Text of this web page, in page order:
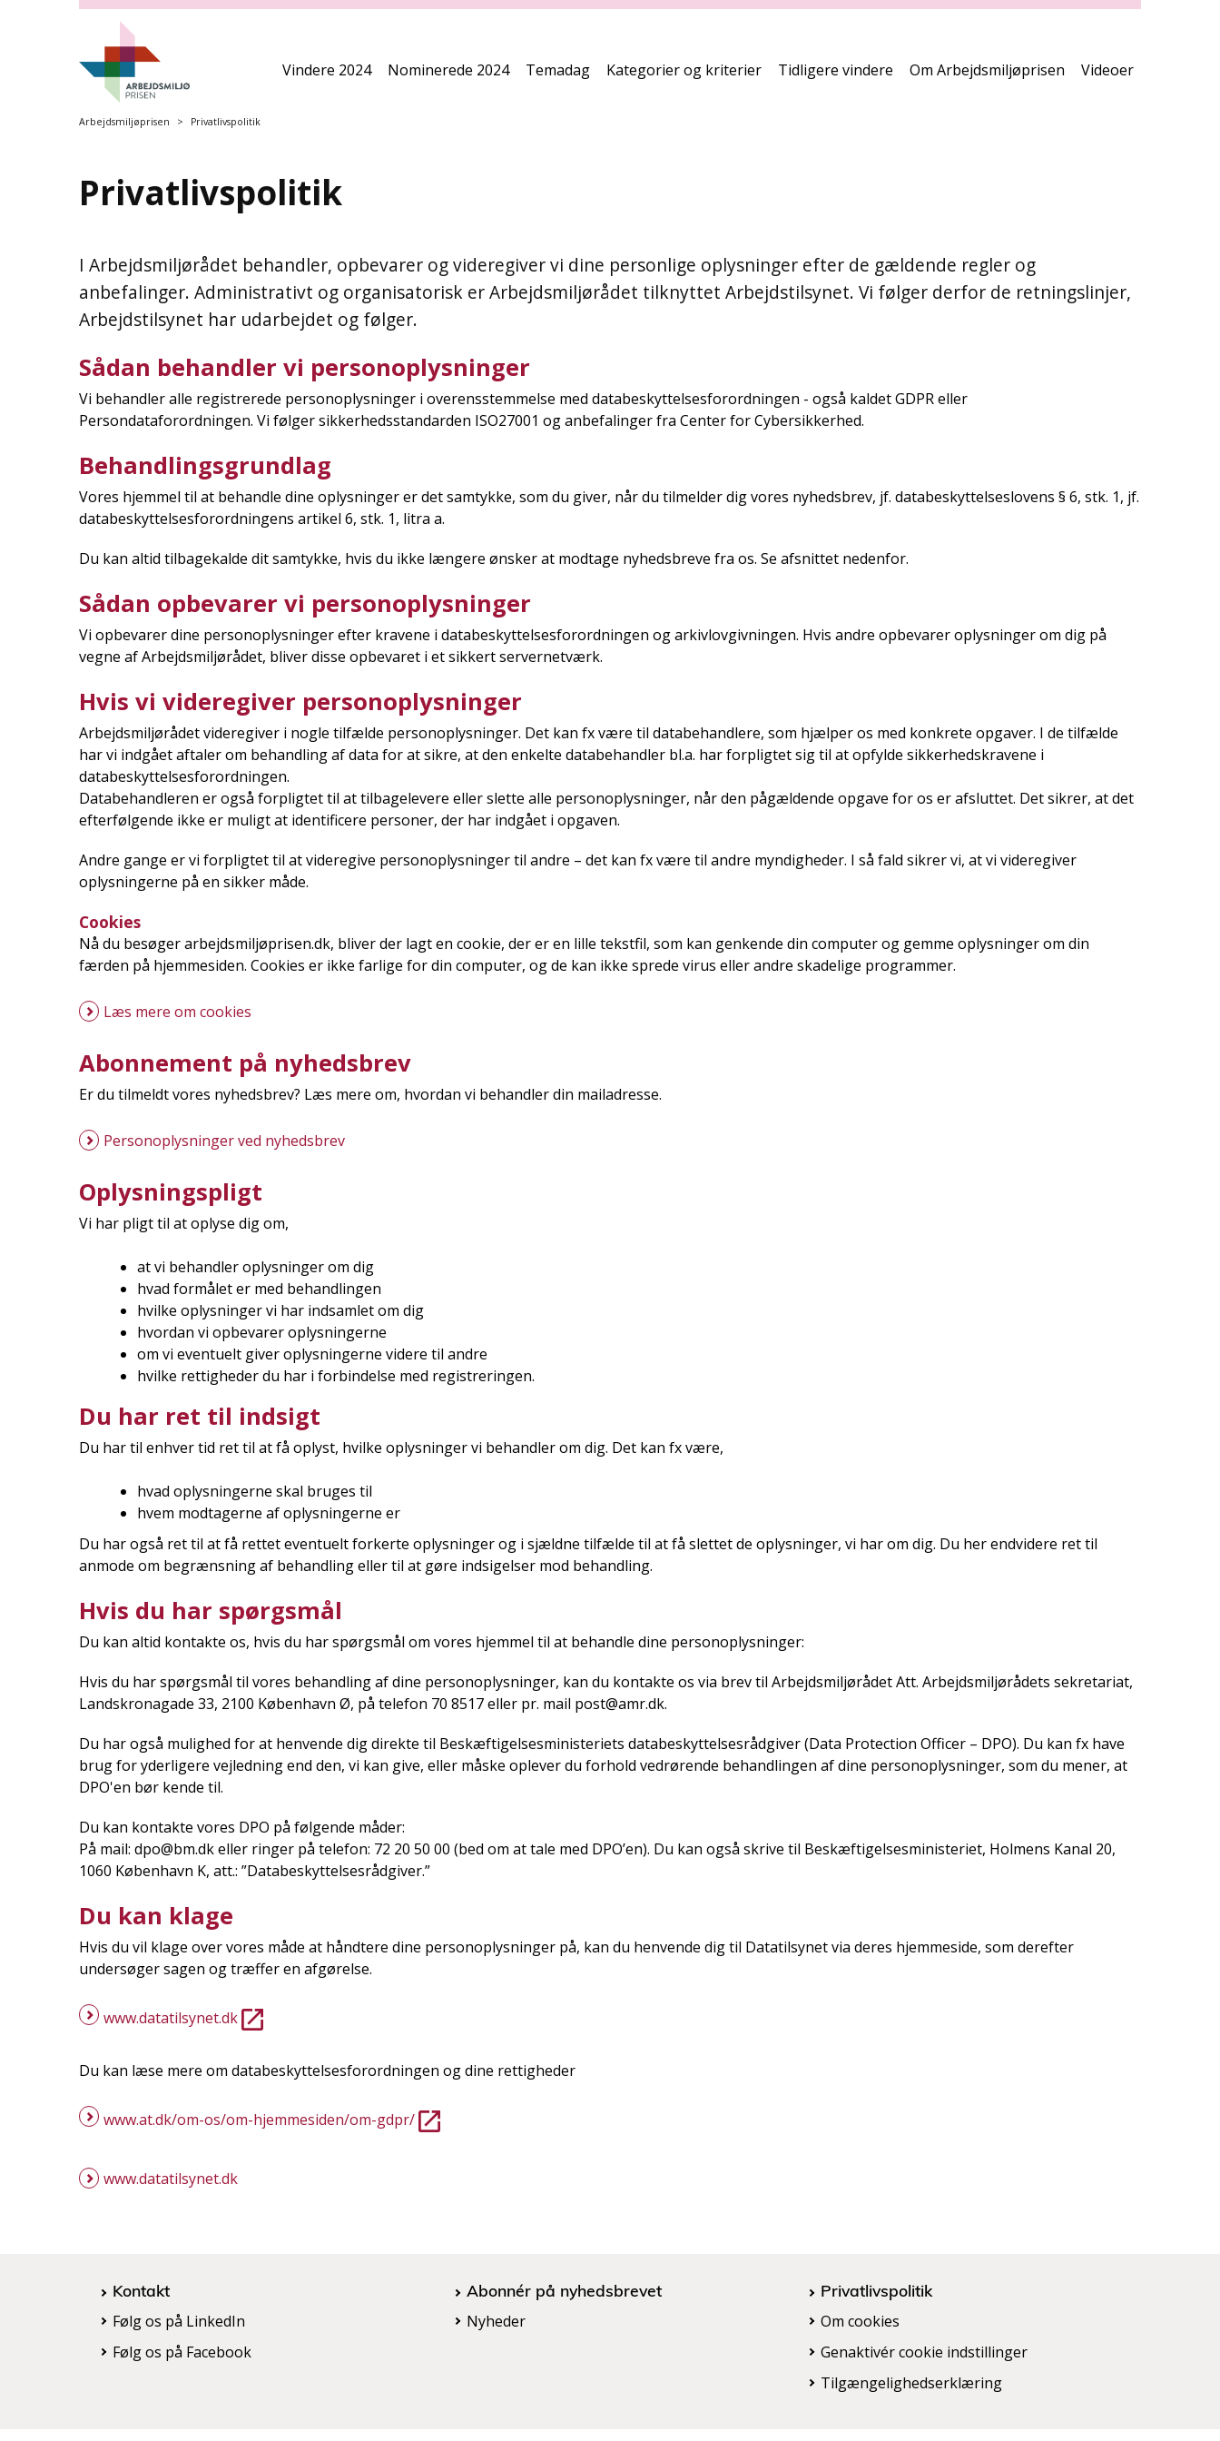
Vindere 2024 Nominerede 2024 Temadag Kategorier og kriterier Tidligere vindere Om Arbejdsmiljøprisen Videoer
Arbejdsmiljøprisen Privatlivspolitik
Privatlivspolitik
I Arbejdsmiljørådet behandler, opbevarer og videregiver vi dine personlige oplysninger efter de gældende regler og
anbefalinger. Administrativt og organisatorisk er Arbejdsmiljørådet tilknyttet Arbejdstilsynet. Vi følger derfor de retningslinjer,
Arbejdstilsynet har udarbejdet og følger.
Sådan behandler vi personoplysninger
Vi behandler alle registrerede personoplysninger i overensstemmelse med databeskyttelsesforordningen - også kaldet GDPR eller
Persondataforordningen. Vi følger sikkerhedsstandarden ISO27001 og anbefalinger fra Center for Cybersikkerhed.
Behandlingsgrundlag
Vores hjemmel til at behandle dine oplysninger er det samtykke, som du giver, når du tilmelder dig vores nyhedsbrev, jf. databeskyttelseslovens § 6, stk. 1, jf.
databeskyttelsesforordningens artikel 6, stk. 1, litra a.
Du kan altid tilbagekalde dit samtykke, hvis du ikke længere ønsker at modtage nyhedsbreve fra os. Se afsnittet nedenfor.
Sådan opbevarer vi personoplysninger
Vi opbevarer dine personoplysninger efter kravene i databeskyttelsesforordningen og arkivlovgivningen. Hvis andre opbevarer oplysninger om dig på
vegne af Arbejdsmiljørådet, bliver disse opbevaret i et sikkert servernetværk.
Hvis vi videregiver personoplysninger
Arbejdsmiljørådet videregiver i nogle tilfælde personoplysninger. Det kan fx være til databehandlere, som hjælper os med konkrete opgaver. I de tilfælde
har vi indgået aftaler om behandling af data for at sikre, at den enkelte databehandler bl.a. har forpligtet sig til at opfylde sikkerhedskravene i
databeskyttelsesforordningen.
Databehandleren er også forpligtet til at tilbagelevere eller slette alle personoplysninger, når den pågældende opgave for os er afsluttet. Det sikrer, at det
efterfølgende ikke er muligt at identificere personer, der har indgået i opgaven.
Andre gange er vi forpligtet til at videregive personoplysninger til andre – det kan fx være til andre myndigheder. I så fald sikrer vi, at vi videregiver
oplysningerne på en sikker måde.
Cookies
Nå du besøger arbejdsmiljøprisen.dk, bliver der lagt en cookie, der er en lille tekstfil, som kan genkende din computer og gemme oplysninger om din
færden på hjemmesiden. Cookies er ikke farlige for din computer, og de kan ikke sprede virus eller andre skadelige programmer.
Læs mere om cookies
Abonnement på nyhedsbrev
Er du tilmeldt vores nyhedsbrev? Læs mere om, hvordan vi behandler din mailadresse.
Personoplysninger ved nyhedsbrev
Oplysningspligt
Vi har pligt til at oplyse dig om,
at vi behandler oplysninger om dig
hvad formålet er med behandlingen
hvilke oplysninger vi har indsamlet om dig
hvordan vi opbevarer oplysningerne
om vi eventuelt giver oplysningerne videre til andre
hvilke rettigheder du har i forbindelse med registreringen.
Du har ret til indsigt
Du har til enhver tid ret til at få oplyst, hvilke oplysninger vi behandler om dig. Det kan fx være,
hvad oplysningerne skal bruges til
hvem modtagerne af oplysningerne er
Du har også ret til at få rettet eventuelt forkerte oplysninger og i sjældne tilfælde til at få slettet de oplysninger, vi har om dig. Du her endvidere ret til
anmode om begrænsning af behandling eller til at gøre indsigelser mod behandling.
Hvis du har spørgsmål
Du kan altid kontakte os, hvis du har spørgsmål om vores hjemmel til at behandle dine personoplysninger:
Hvis du har spørgsmål til vores behandling af dine personoplysninger, kan du kontakte os via brev til Arbejdsmiljørådet Att. Arbejdsmiljørådets sekretariat,
Landskronagade 33, 2100 København Ø, på telefon 70 8517 eller pr. mail post@amr.dk.
Du har også mulighed for at henvende dig direkte til Beskæftigelsesministeriets databeskyttelsesrådgiver (Data Protection Officer – DPO). Du kan fx have
brug for yderligere vejledning end den, vi kan give, eller måske oplever du forhold vedrørende behandlingen af dine personoplysninger, som du mener, at
DPO'en bør kende til.
Du kan kontakte vores DPO på følgende måder:
På mail: dpo@bm.dk eller ringer på telefon: 72 20 50 00 (bed om at tale med DPO’en). Du kan også skrive til Beskæftigelsesministeriet, Holmens Kanal 20,
1060 København K, att.: ”Databeskyttelsesrådgiver.”
Du kan klage
Hvis du vil klage over vores måde at håndtere dine personoplysninger på, kan du henvende dig til Datatilsynet via deres hjemmeside, som derefter
undersøger sagen og træffer en afgørelse.
www.datatilsynet.dk
Du kan læse mere om databeskyttelsesforordningen og dine rettigheder
www.at.dk/om-os/om-hjemmesiden/om-gdpr/
www.datatilsynet.dk
Kontakt
Følg os på LinkedIn
Følg os på Facebook
Abonnér på nyhedsbrevet
Nyheder
Privatlivspolitik
Om cookies
Genaktivér cookie indstillinger
Tilgængelighedserklæring